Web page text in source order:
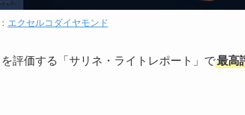
エクセルコダイヤモンド
評価する「サリネ・ライトレポート」で最高